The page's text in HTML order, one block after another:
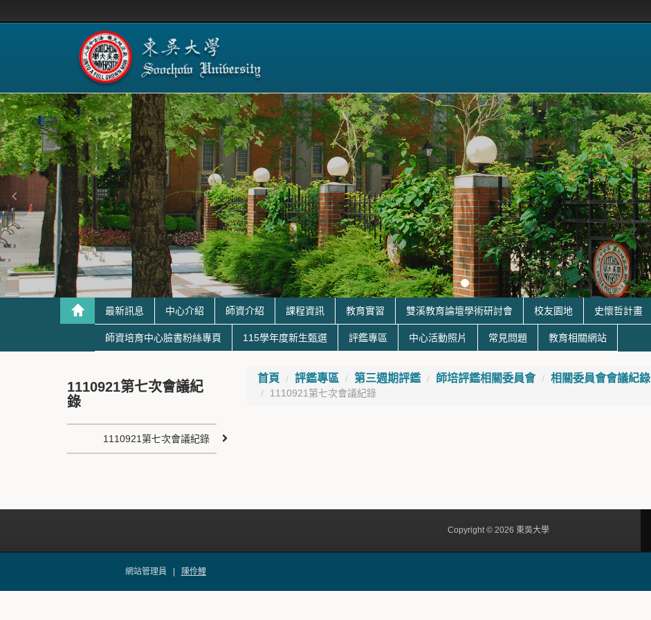
最新訊息 中心介紹 師資介紹 課程資訊 教育實習 雙溪教育論壇學術研討會 校友園地 史懷哲計畫
師資培育中心臉書粉絲專頁 115學年度新生甄選 評鑑專區 中心活動照片 常見問題 教育相關網站
首頁 評鑑專區 第三週期評鑑 師培評鑑相關委員會 相關委員會會議紀錄
1110921第七次會議紀錄
1110921第七次會議紀
錄
1110921第七次會議紀錄
Copyright © 2026 東吳大學
網站管理員 | 陳伶鯉